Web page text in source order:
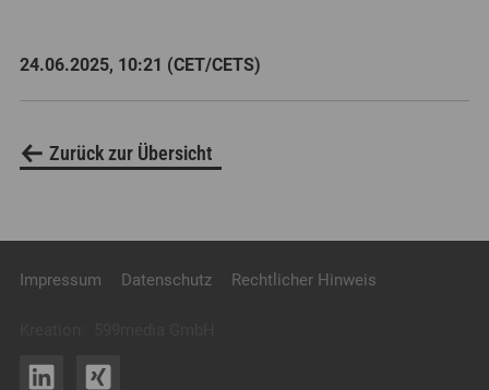
24.06.2025, 10:21 (CET/CETS)
Zurück zur Übersicht
Impressum Datenschutz Rechtlicher Hinweis